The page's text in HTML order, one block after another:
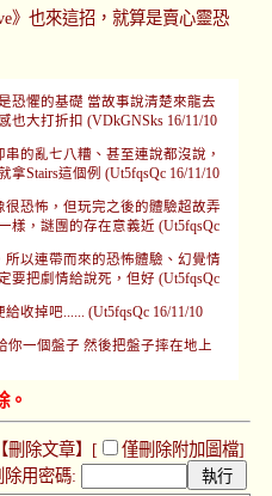
》也來這招，就算是賣心靈恐
恐懼的基礎 當故事說清楚來龍去
也大打折扣 (VDkGNSks 16/11/10
的亂七八糟、甚至連說都沒說，
Stairs這個例 (Ut5fqsQc 16/11/10
很恐怖，但玩完之後的體驗超故弄
樣，謎團的存在意義近 (Ut5fqsQc
所以連帶而來的恐怖體驗、幻覺情
要把劇情給說死，但好 (Ut5fqsQc
收掉吧...... (Ut5fqsQc 16/11/10
你一個盤子 然後把盤子摔在地上
。
【刪除文章】[ 僅刪除附加圖檔]
除用密碼: